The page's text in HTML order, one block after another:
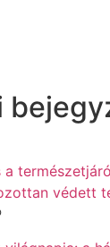
a
védett